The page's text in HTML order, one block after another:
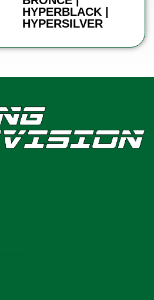
HYPERBLACK |
HYPERSILVER